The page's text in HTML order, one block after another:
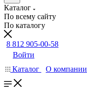
Каталог
По всему сайту
По каталогу
8 812 905-00-58
Войти
Каталог
О компании